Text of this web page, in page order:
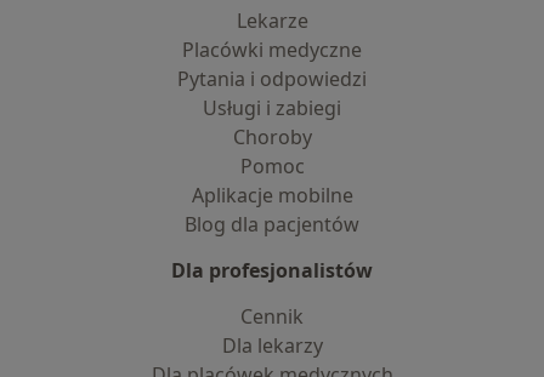
Lekarze
Placówki medyczne
Pytania i odpowiedzi
Usługi i zabiegi
Choroby
Pomoc
Aplikacje mobilne
Blog dla pacjentów
Dla profesjonalistów
Cennik
Dla lekarzy